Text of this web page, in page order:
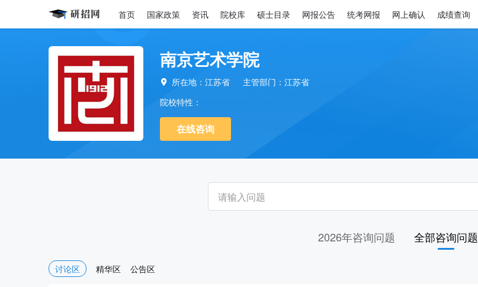
首页 国家政策 资讯 院校库 硕士目录 网报公告 统考网报 网上确认 成绩查询
南京艺术学院
 所在地：江苏省
主管部门：江苏省
院校特性：
在线咨询
2026年咨询问题 全部咨询问题
讨论区 精华区 公告区